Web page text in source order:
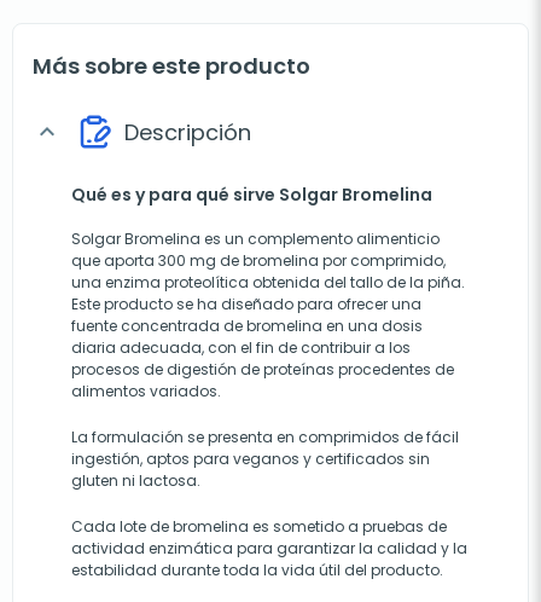
Más sobre este producto
expand_more Descripción
Qué es y para qué sirve Solgar Bromelina
Solgar Bromelina es un complemento alimenticio
que aporta 300 mg de bromelina por comprimido,
una enzima proteolítica obtenida del tallo de la piña.
Este producto se ha diseñado para ofrecer una
fuente concentrada de bromelina en una dosis
diaria adecuada, con el fin de contribuir a los
procesos de digestión de proteínas procedentes de
alimentos variados.
La formulación se presenta en comprimidos de fácil
ingestión, aptos para veganos y certificados sin
gluten ni lactosa.
Cada lote de bromelina es sometido a pruebas de
actividad enzimática para garantizar la calidad y la
estabilidad durante toda la vida útil del producto.